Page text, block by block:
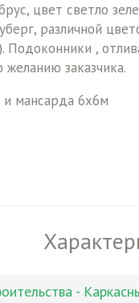
цвет светло
различной
,
заказчика.
мансарда 6х6м
-